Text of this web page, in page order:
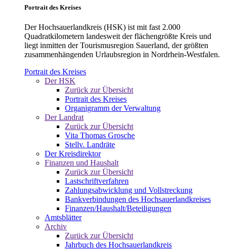
Portrait des Kreises
Der Hochsauerlandkreis (HSK) ist mit fast 2.000
Quadratkilometern landesweit der flächengrößte Kreis und
liegt inmitten der Tourismusregion Sauerland, der größten
zusammenhängenden Urlaubsregion in Nordrhein-Westfalen.
Portrait des Kreises
Der HSK
Zurück zur Übersicht
Portrait des Kreises
Organigramm der Verwaltung
Der Landrat
Zurück zur Übersicht
Vita Thomas Grosche
Stellv. Landräte
Der Kreisdirektor
Finanzen und Haushalt
Zurück zur Übersicht
Lastschriftverfahren
Zahlungsabwicklung und Vollstreckung
Bankverbindungen des Hochsauerlandkreises
Finanzen/Haushalt/Beteiligungen
Amtsblätter
Archiv
Zurück zur Übersicht
Jahrbuch des Hochsauerlandkreis